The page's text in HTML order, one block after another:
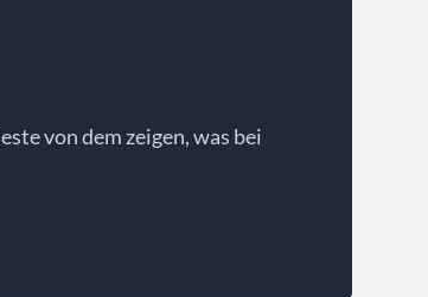
von dem zeigen, was bei